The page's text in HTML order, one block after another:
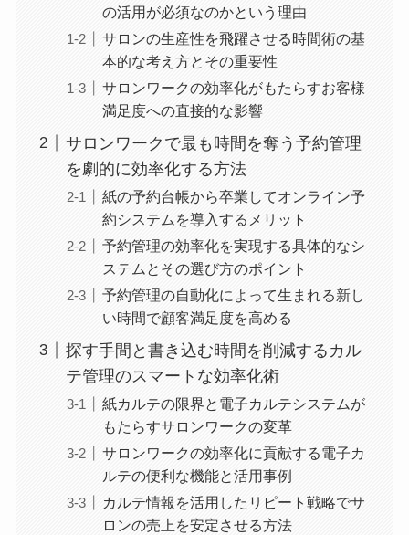
の活用が必須なのかという理由
サロンの生産性を飛躍させる時間術の基
本的な考え方とその重要性
サロンワークの効率化がもたらすお客様
満足度への直接的な影響
サロンワークで最も時間を奪う予約管理
を劇的に効率化する方法
紙の予約台帳から卒業してオンライン予
約システムを導入するメリット
予約管理の効率化を実現する具体的なシ
ステムとその選び方のポイント
予約管理の自動化によって生まれる新し
い時間で顧客満足度を高める
探す手間と書き込む時間を削減するカル
テ管理のスマートな効率化術
紙カルテの限界と電子カルテシステムが
もたらすサロンワークの変革
サロンワークの効率化に貢献する電子カ
ルテの便利な機能と活用事例
カルテ情報を活用したリピート戦略でサ
ロンの売上を安定させる方法